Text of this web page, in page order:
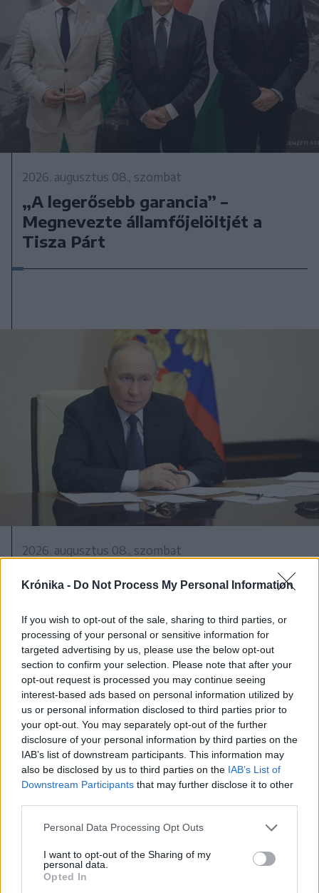
Krónika - Do Not Process My Personal Information
If you wish to opt-out of the sale, sharing to third parties, or
processing of your personal or sensitive information for
targeted advertising by us, please use the below opt-out
section to confirm your selection. Please note that after your
opt-out request is processed you may continue seeing
interest-based ads based on personal information utilized by
us or personal information disclosed to third parties prior to
your opt-out. You may separately opt-out of the further
disclosure of your personal information by third parties on the
IAB’s list of downstream participants. This information may
also be disclosed by us to third parties on the IAB’s List of
Downstream Participants that may further disclose it to other
Personal Data Processing Opt Outs
I want to opt-out of the Sharing of my
personal data.
Opted In
2026. augusztus 08., szombat
„A legerősebb garancia” –
Megnevezte államfőjelöltjét a
Tisza Párt
2026. augusztus 08., szombat
Putyin egy NATO-tagállam
megtámadására készül az amerikai
hírszerzés szerint